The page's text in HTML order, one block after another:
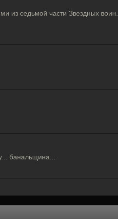
из седьмой части Звездных воин.
банальщина...